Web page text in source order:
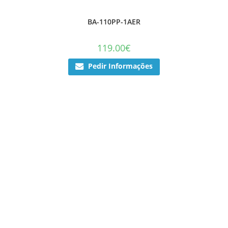
BA-110PP-1AER
119.00€
Pedir Informações